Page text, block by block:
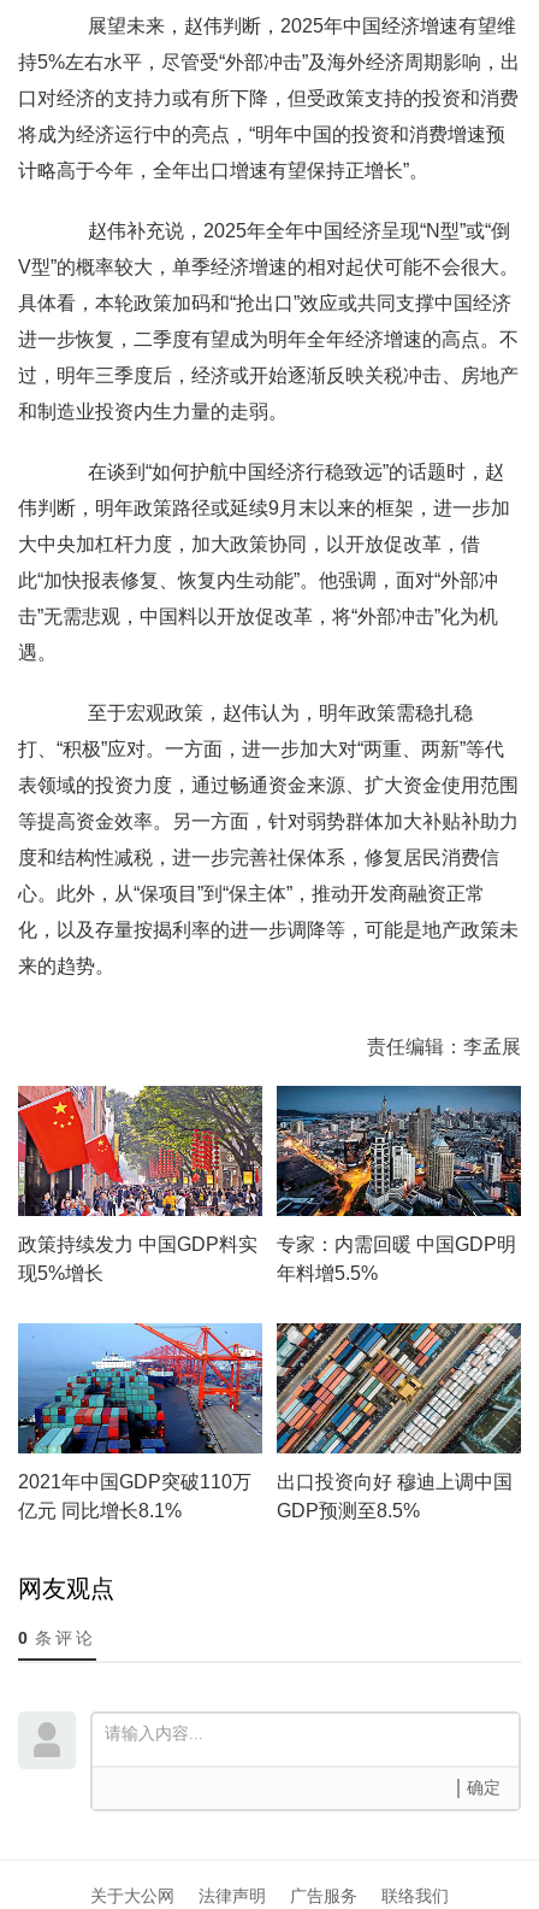
展望未来，赵伟判断，2025年中国经济增速有望维
持5%左右水平，尽管受“外部冲击”及海外经济周期影响，出
口对经济的支持力或有所下降，但受政策支持的投资和消费
将成为经济运行中的亮点，“明年中国的投资和消费增速预
计略高于今年，全年出口增速有望保持正增长”。
赵伟补充说，2025年全年中国经济呈现“N型”或“倒
V型”的概率较大，单季经济增速的相对起伏可能不会很大。
具体看，本轮政策加码和“抢出口”效应或共同支撑中国经济
进一步恢复，二季度有望成为明年全年经济增速的高点。不
过，明年三季度后，经济或开始逐渐反映关税冲击、房地产
和制造业投资内生力量的走弱。
在谈到“如何护航中国经济行稳致远”的话题时，赵
伟判断，明年政策路径或延续9月末以来的框架，进一步加
大中央加杠杆力度，加大政策协同，以开放促改革，借
此“加快报表修复、恢复内生动能”。他强调，面对“外部冲
击”无需悲观，中国料以开放促改革，将“外部冲击”化为机
遇。
至于宏观政策，赵伟认为，明年政策需稳扎稳
打、“积极”应对。一方面，进一步加大对“两重、两新”等代
表领域的投资力度，通过畅通资金来源、扩大资金使用范围
等提高资金效率。另一方面，针对弱势群体加大补贴补助力
度和结构性减税，进一步完善社保体系，修复居民消费信
心。此外，从“保项目”到“保主体”，推动开发商融资正常
化，以及存量按揭利率的进一步调降等，可能是地产政策未
来的趋势。
责任编辑：李孟展
政策持续发力 中国GDP料实
现5%增长
专家：内需回暖 中国GDP明
年料增5.5%
2021年中国GDP突破110万
亿元 同比增长8.1%
出口投资向好 穆迪上调中国
GDP预测至8.5%
网友观点
0 条评论
确定
关于大公网 法律声明 广告服务 联络我们